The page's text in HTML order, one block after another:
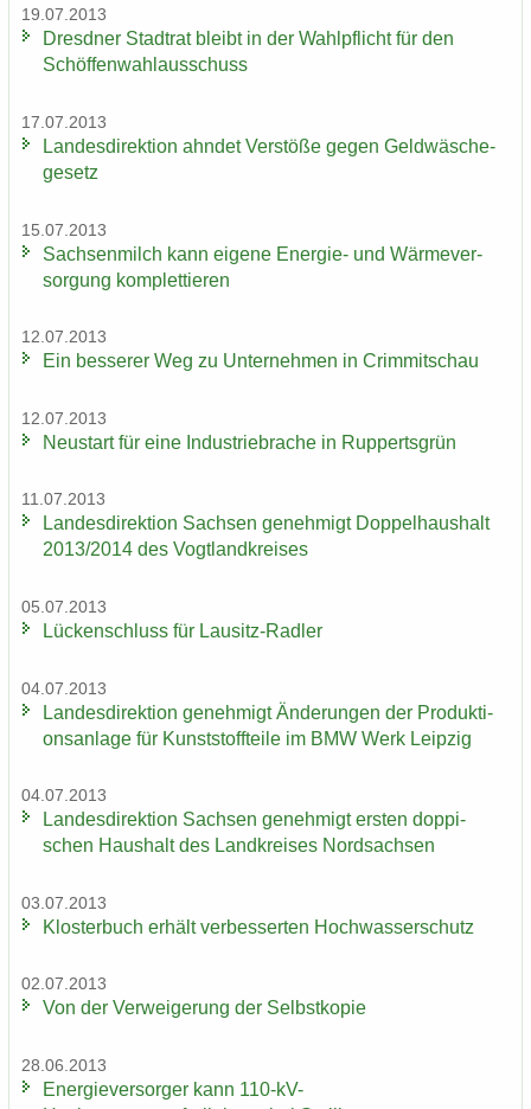
19.07.2013
Dresd­ner Stadt­rat bleibt in der Wahl­pflicht für den
Schöf­fen­wahl­aus­schuss
17.07.2013
Lan­des­di­rek­ti­on ahn­det Ver­stö­ße gegen Geld­wä­sche­
ge­setz
15.07.2013
Sach­sen­milch kann ei­ge­ne Energie-​ und Wär­me­ver­
sor­gung kom­plet­tie­ren
12.07.2013
Ein bes­se­rer Weg zu Un­ter­neh­men in Crim­mit­schau
12.07.2013
Neu­start für eine In­dus­trie­bra­che in Rup­perts­grün
11.07.2013
Lan­des­di­rek­ti­on Sach­sen ge­neh­migt Dop­pel­haus­halt
2013/2014 des Vogt­land­krei­ses
05.07.2013
Lü­cken­schluss für Lausitz-​Radler
04.07.2013
Lan­des­di­rek­ti­on ge­neh­migt Än­de­run­gen der Pro­duk­ti­
ons­an­la­ge für Kunst­stoff­tei­le im BMW Werk Leip­zig
04.07.2013
Lan­des­di­rek­ti­on Sach­sen ge­neh­migt ers­ten dop­pi­
schen Haus­halt des Land­krei­ses Nord­sach­sen
03.07.2013
Klos­ter­buch er­hält ver­bes­ser­ten Hoch­was­ser­schutz
02.07.2013
Von der Ver­wei­ge­rung der Selbst­ko­pie
28.06.2013
En­er­gie­ver­sor­ger kann 110-​kV-